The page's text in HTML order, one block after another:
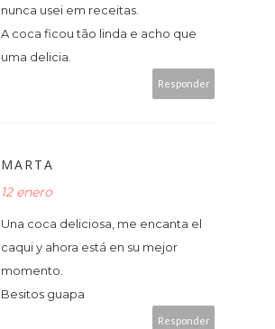
nunca usei em receitas.
A coca ficou tão linda e acho que
uma delicia.
Responder
MARTA
12 enero
Una coca deliciosa, me encanta el
caqui y ahora está en su mejor
momento.
Besitos guapa
Responder